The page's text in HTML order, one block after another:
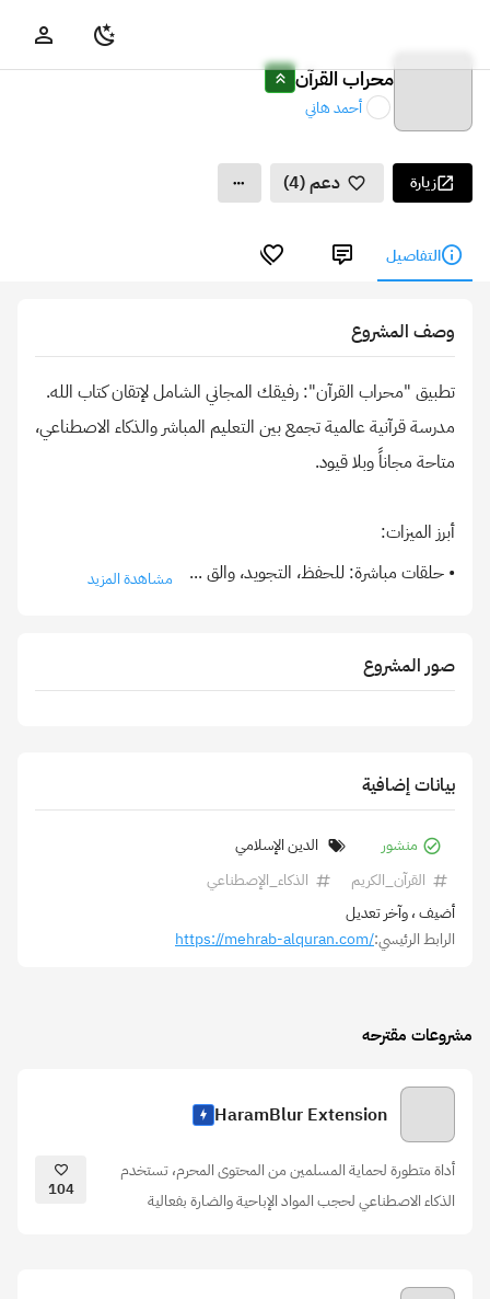
محراب القرآن
أحمد هاني
زيارة دعم (4)
التفاصيل
وصف المشروع
مدرسة قرآنية عالمية تجمع بين التعليم المباشر والذكاء الاصطناعي،
• حلقات مباشرة: للحفظ، التجويد، والق ... مشاهدة المزيد
صور المشروع
بيانات إضافية
منشور
الدين الإسلامي
القرآن_الكريم
الذكاء_الإصطناعي
أضيف، وآخر تعديل
الرابط الرئيسي:https://mehrab-alquran.com/
مشروعات مقترحه
HaramBlur Extension
أداة متطورة لحماية المسلمين من المحتوى المحرم، تستخدم
الذكاء الاصطناعي لحجب المواد الإباحية والضارة بفعالية
104